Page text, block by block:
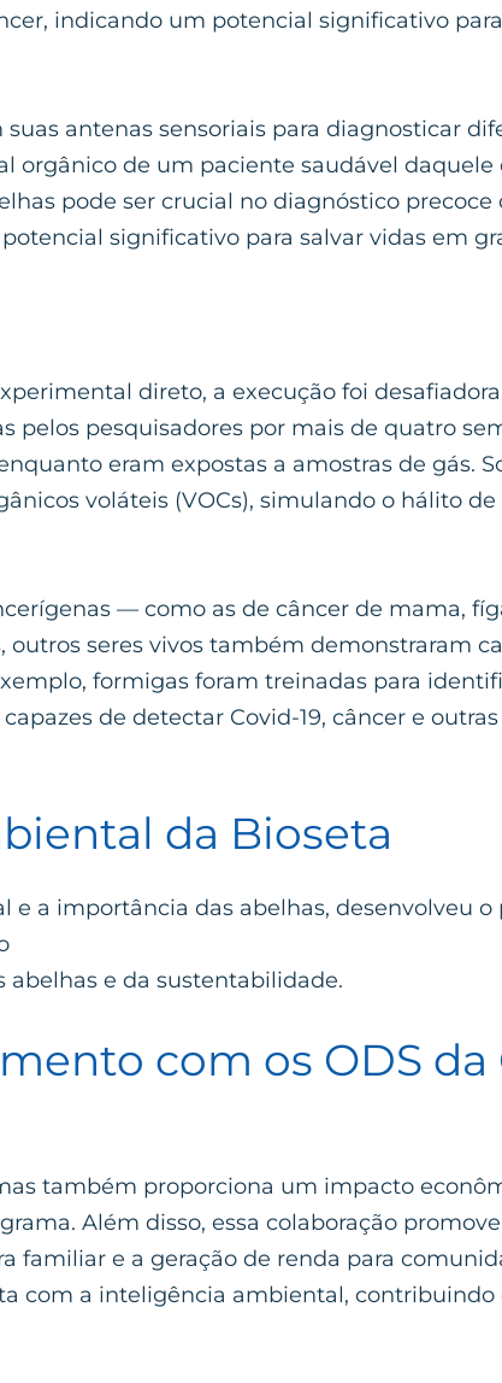
indicando um potencial significativo
antenas sensoriais para diagnosticar
orgânico de um paciente saudável
pode ser crucial no diagnóstico
significativo para salvar vidas em
direto, a execução foi
pelos pesquisadores por mais de quatro
eram expostas a amostras de gás.
voláteis (VOCs), simulando o hálito
— como as de câncer de mama,
seres vivos também demonstraram
formigas foram treinadas para
de detectar Covid-19, câncer e
da Bioseta
a importância das abelhas, desenvolveu o
e da sustentabilidade.
com os ODS da
também proporciona um impacto
Além disso, essa colaboração
e a geração de renda para
com a inteligência ambiental,